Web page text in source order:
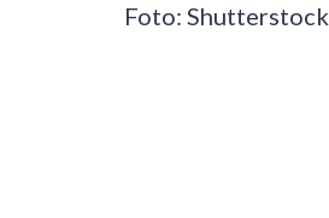
Foto: Shutterstock